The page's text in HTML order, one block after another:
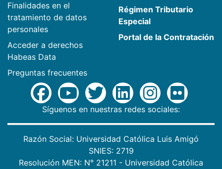
Finalidades en el
tratamiento de datos
personales
Acceder a derechos
Habeas Data
Preguntas frecuentes
Régimen Tributario
Especial
Portal de la Contratación
Síguenos en nuestras redes sociales:
Razón Social: Universidad Católica Luis Amigó
SNIES: 2719
Resolución MEN: N° 21211 - Universidad Católica